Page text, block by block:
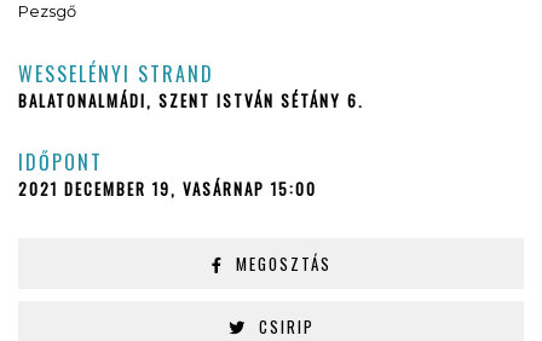
Pezsgő
WESSELÉNYI STRAND
BALATONALMÁDI, SZENT ISTVÁN SÉTÁNY 6.
IDŐPONT
2021 DECEMBER 19, VASÁRNAP 15:00
MEGOSZTÁS
CSIRIP